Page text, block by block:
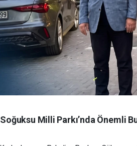
Soğuksu Milli Parkı’nda Önemli